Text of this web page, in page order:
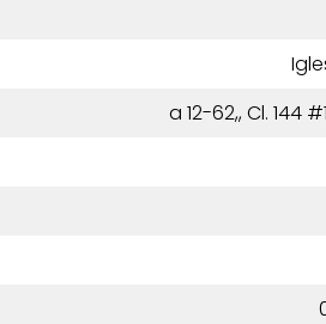
a 12-62,, Cl. 144